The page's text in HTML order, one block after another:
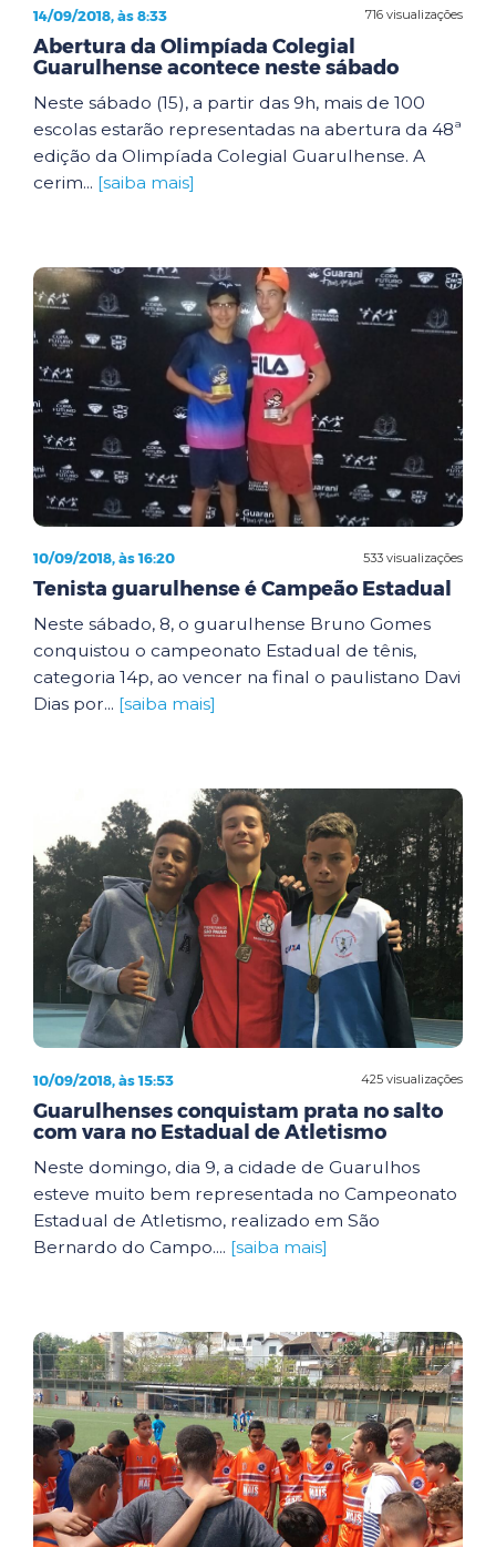
716 visualizações
14/09/2018, às 8:33
Abertura da Olimpíada Colegial
Guarulhense acontece neste sábado
Neste sábado (15), a partir das 9h, mais de 100
escolas estarão representadas na abertura da 48ª
edição da Olimpíada Colegial Guarulhense. A
cerim... [saiba mais]
533 visualizações
10/09/2018, às 16:20
Tenista guarulhense é Campeão Estadual
Neste sábado, 8, o guarulhense Bruno Gomes
conquistou o campeonato Estadual de tênis,
categoria 14p, ao vencer na final o paulistano Davi
Dias por... [saiba mais]
425 visualizações
10/09/2018, às 15:53
Guarulhenses conquistam prata no salto
com vara no Estadual de Atletismo
Neste domingo, dia 9, a cidade de Guarulhos
esteve muito bem representada no Campeonato
Estadual de Atletismo, realizado em São
Bernardo do Campo.... [saiba mais]